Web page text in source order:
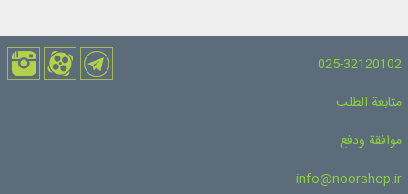
025-32120102
متابعة الطلب
موافقة ودفع
info@noorshop.ir